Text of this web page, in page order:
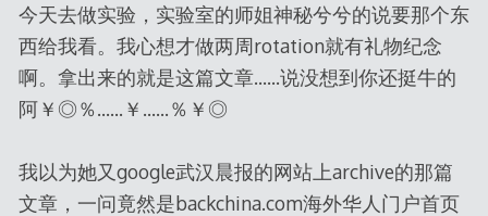
今天去做实验，实验室的师姐神秘兮兮的说要那个东
西给我看。我心想才做两周rotation就有礼物纪念
啊。拿出来的就是这篇文章……说没想到你还挺牛的
阿￥◎％……￥……％￥◎
我以为她又google武汉晨报的网站上archive的那篇
文章，一问竟然是backchina.com海外华人门户首页